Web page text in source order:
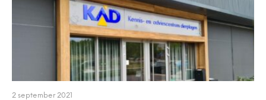
2 september 2021